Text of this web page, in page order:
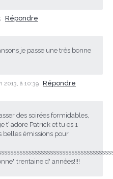
Répondre
je passe une très bonne
2013, à 10:39 Répondre
des soirées formidables,
t’ adore Patrick et tu es 1
belles émissions pour
trentaine d' années!!!!